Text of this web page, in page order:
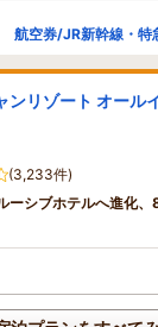
航空券/JR新幹線・特
ンリゾート オール
(3,233件)
ーシブホテルへ進化、